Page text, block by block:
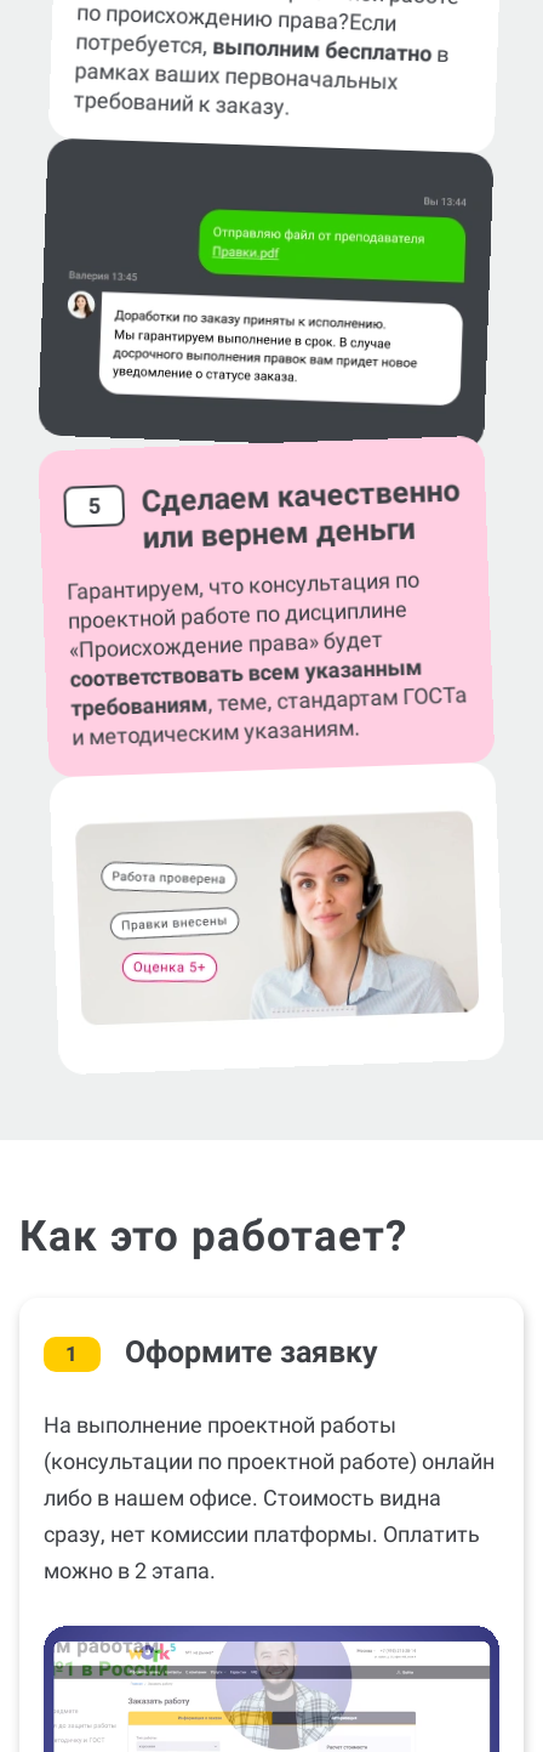
по происхождению права?Если
потребуется, выполним бесплатнов
рамках ваших первоначальных
требований к заказу.
5 Сделаем качественно
или вернем деньги
Гарантируем, что консультация по
проектной работе по дисциплине
«Происхождение права» будет
соответствовать всем указанным
требованиям, теме, стандартам ГОСТа
и методическим указаниям.
Как это работает?
1 Оформите заявку
На выполнение проектной работы
(консультации по проектной работе) онлайн
либо в нашем офисе. Стоимость видна
сразу, нет комиссии платформы. Оплатить
можно в 2 этапа.